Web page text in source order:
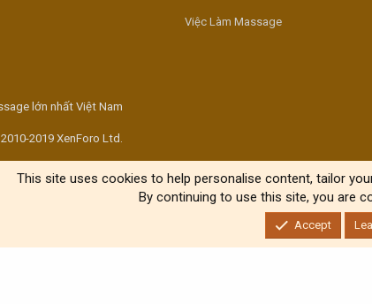
Việc Làm Massage
lớn nhất Việt Nam
2019 XenForo Ltd.
This site uses cookies to help personalise content, tailor
By continuing to use this site, you are
Accept